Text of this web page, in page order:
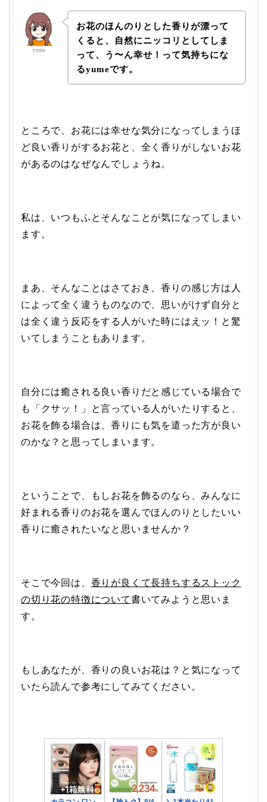
yume
お花のほんのりとした香りが漂って
くると、自然にニッコリとしてしま
って、う〜ん幸せ！って気持ちにな
るyumeです。
ところで、お花には幸せな気分になってしまうほ
ど良い香りがするお花と、全く香りがしないお花
があるのはなぜなんでしょうね。
私は、いつもふとそんなことが気になってしまい
ます。
まあ、そんなことはさておき、香りの感じ方は人
によって全く違うものなので、思いがけず自分と
は全く違う反応をする人がいた時にはえッ！と驚
いてしまうこともあります。
自分には癒される良い香りだと感じている場合で
も「クサッ！
」と言っている人がいたりすると、
お花を飾る場合は、香りにも気を遣った方が良い
のかな？と思ってしまいます。
ということで、もしお花を飾るのなら、みんなに
好まれる香りのお花を選んでほんのりとしたいい
香りに癒されたいなと思いませんか？
そこで今回は、 香りが良くて長持ちするストック
の切り花の特徴について書いてみようと思いま
す。
もしあなたが、香りの良いお花は？と気になって
いたら読んで参考にしてみてください。